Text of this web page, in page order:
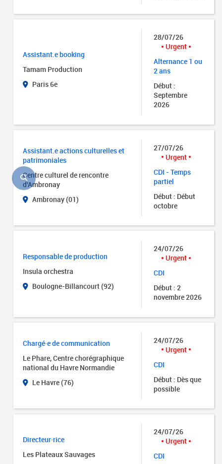
Assistant.e booking
Tamam Production
Paris 6e
28/07/26
Urgent
Alternance 1 ou
2 ans
Début :
Septembre
2026
Assistant.e actions culturelles et
patrimoniales
Centre culturel de rencontre
d'Ambronay
Ambronay (01)
27/07/26
Urgent
CDI - Temps
partiel
Début : Début
octobre
Responsable de production
Insula orchestra
Boulogne-Billancourt (92)
24/07/26
Urgent
CDI
Début : 2
novembre 2026
Chargé·e de communication
Le Phare, Centre chorégraphique
national du Havre Normandie
Le Havre (76)
24/07/26
Urgent
CDI
Début : Dès que
possible
Directeur·rice
Les Plateaux Sauvages
24/07/26
Urgent
CDI